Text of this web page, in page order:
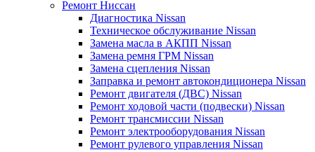
Ремонт Ниссан
Диагностика Nissan
Техническое обслуживание Nissan
Замена масла в АКПП Nissan
Замена ремня ГРМ Nissan
Замена сцепления Nissan
Заправка и ремонт автокондиционера Nissan
Ремонт двигателя (ДВС) Nissan
Ремонт ходовой части (подвески) Nissan
Ремонт трансмиссии Nissan
Ремонт электрооборудования Nissan
Ремонт рулевого управления Nissan